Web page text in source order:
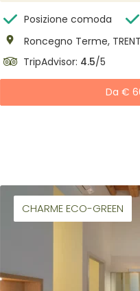
Posizione comoda
Roncegno Terme,
TripAdvisor: 4.5/5
Da €
CHARME ECO-GREEN